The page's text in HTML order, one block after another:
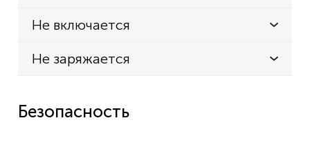
Не включается
Не заряжается
Безопасность